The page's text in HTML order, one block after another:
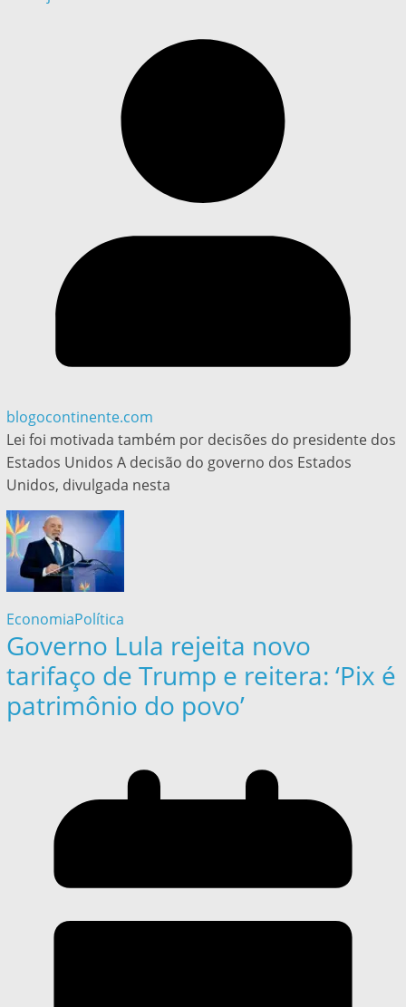
blogocontinente.com
Lei foi motivada também por decisões do presidente dos
Estados Unidos A decisão do governo dos Estados
Unidos, divulgada nesta
EconomiaPolítica
Governo Lula rejeita novo
tarifaço de Trump e reitera: ‘Pix é
patrimônio do povo’